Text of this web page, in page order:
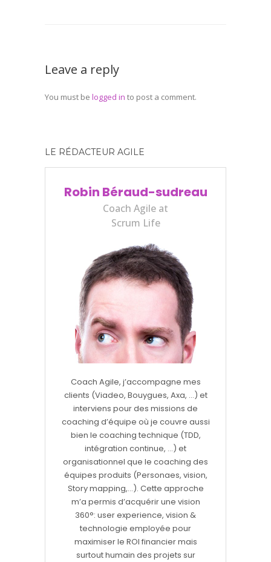
Leave a reply
You must be logged in to post a comment.
LE RÉDACTEUR AGILE
Robin Béraud-sudreau
Coach Agile at
Scrum Life
Coach Agile, j’accompagne mes
clients (Viadeo, Bouygues, Axa, …) et
interviens pour des missions de
coaching d’équipe où je couvre aussi
bien le coaching technique (TDD,
intégration continue, …) et
organisationnel que le coaching des
équipes produits (Personaes, vision,
Story mapping,…). Cette approche
m’a permis d’acquérir une vision
360°: user experience, vision &
technologie employée pour
maximiser le ROI financier mais
surtout humain des projets sur